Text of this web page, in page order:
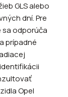
GLS alebo
dní. Pre
odporúča
prípadné
Opel